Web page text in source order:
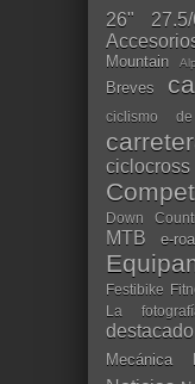
26"
Mountain
Breves
ciclismo
ciclocross
Down
MTB
e-
Festibike
La
Mecánica